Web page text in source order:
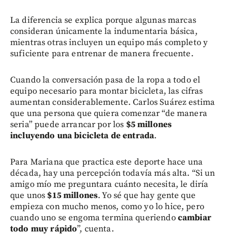
La diferencia se explica porque algunas marcas
consideran únicamente la indumentaria básica,
mientras otras incluyen un equipo más completo y
suficiente para entrenar de manera frecuente.
Cuando la conversación pasa de la ropa a todo el
equipo necesario para montar bicicleta, las cifras
aumentan considerablemente. Carlos Suárez estima
que una persona que quiera comenzar “de manera
seria” puede arrancar por los $5 millones
incluyendo una bicicleta de entrada.
Para Mariana que practica este deporte hace una
década, hay una percepción todavía más alta. “Si un
amigo mío me preguntara cuánto necesita, le diría
que unos $15 millones. Yo sé que hay gente que
empieza con mucho menos, como yo lo hice, pero
cuando uno se engoma termina queriendocambiar
todo muy rápido”, cuenta.